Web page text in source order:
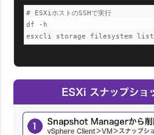
# ESXiホストのSSHで実行
df -h
esxcli storage filesystem list